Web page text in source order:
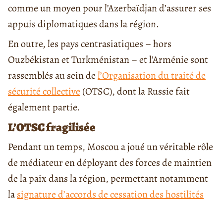
comme un moyen pour l’Azerbaïdjan d’assurer ses
appuis diplomatiques dans la région.
En outre, les pays centrasiatiques – hors
Ouzbékistan et Turkménistan – et l’Arménie sont
rassemblés au sein del’Organisation du traité de
sécurité collective (OTSC), dont la Russie fait
également partie.
L’OTSC fragilisée
Pendant un temps, Moscou a joué un véritable rôle
de médiateur en déployant des forces de maintien
de la paix dans la région, permettant notamment
lasignature d’accords de cessation des hostilités